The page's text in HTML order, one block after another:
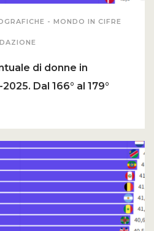
- MONDO IN CIFRE
di donne in
Dal 166° al 179°